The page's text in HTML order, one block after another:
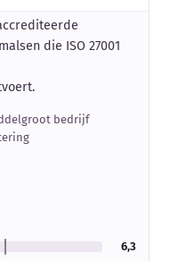
die ISO 27001
bedrijf
6,3